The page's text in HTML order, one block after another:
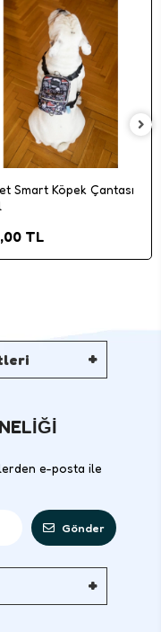
Smart Köpek Çantası
TL
e-posta ile
Gönder